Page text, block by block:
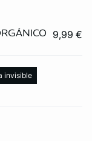
9,99 €
invisible